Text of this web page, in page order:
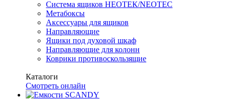
Система ящиков НЕОТЕК/NEOTEC
Метабоксы
Аксессуары для ящиков
Направляющие
Ящики под духовой шкаф
Направляющие для колонн
Коврики противоскользящие
Каталоги
Смотреть онлайн